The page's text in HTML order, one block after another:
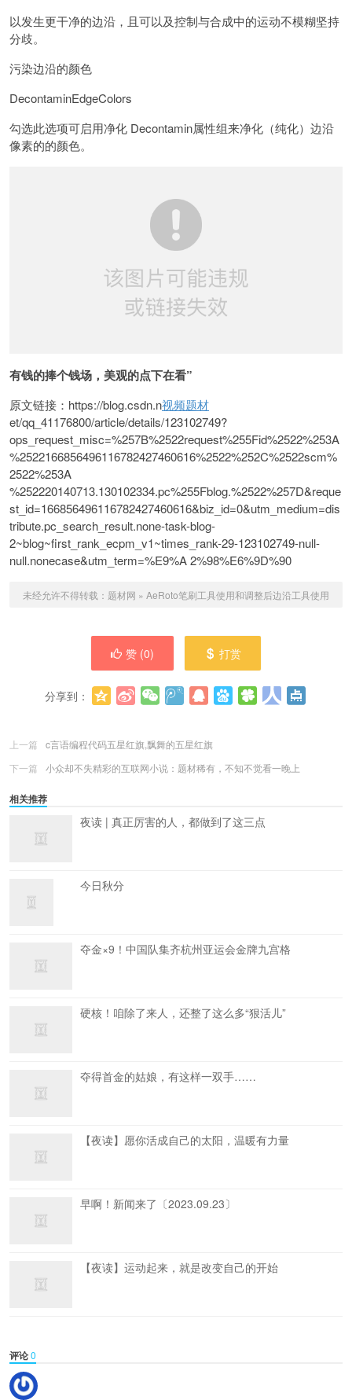
以发生更干净的边沿，且可以及控制与合成中的运动不模糊坚持
分歧。
污染边沿的颜色
DecontaminEdgeColors
勾选此选项可启用净化 Decontamin属性组来净化（纯化）边沿
像素的的颜色。
有钱的捧个钱场，美观的点下在看”
原文链接：https://blog.csdn.n视频题材
et/qq_41176800/article/details/123102749?
ops_request_misc=%257B%2522request%255Fid%2522%253A
%2522166856496116782427460616%2522%252C%2522scm%
2522%253A
%252220140713.130102334.pc%255Fblog.%2522%257D&reque
st_id=166856496116782427460616&biz_id=0&utm_medium=dis
tribute.pc_search_result.none-task-blog-
2~blog~first_rank_ecpm_v1~times_rank-29-123102749-null-
null.nonecase&utm_term=%E9%A 2%98%E6%9D%90
未经允许不得转载： 题材网 » AeRoto笔刷工具使用和调整后边沿工具使用
赞 (0) 打赏
分享到：
上一篇
c言语编程代码五星红旗,飘舞的五星红旗
下一篇
小众却不失精彩的互联网小说：题材稀有，不知不觉看一晚上
相关推荐
夜读 | 真正厉害的人，都做到了这三点
今日秋分
夺金×9！中国队集齐杭州亚运会金牌九宫格
硬核！咱除了来人，还整了这么多“狠活儿”
夺得首金的姑娘，有这样一双手……
【夜读】愿你活成自己的太阳，温暖有力量
早啊！新闻来了〔2023.09.23〕
【夜读】运动起来，就是改变自己的开始
评论0